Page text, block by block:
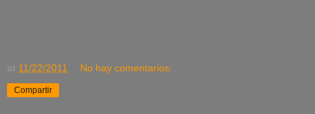
at 11/22/2011 No hay comentarios:
Compartir